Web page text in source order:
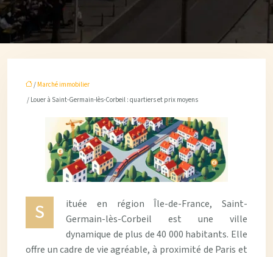
/ Marché immobilier
/ Louer à Saint-Germain-lès-Corbeil : quartiers et prix moyens
S
ituée en région Île-de-France, Saint-
Germain-lès-Corbeil est une ville
dynamique de plus de 40 000 habitants. Elle
offre un cadre de vie agréable, à proximité de Paris et